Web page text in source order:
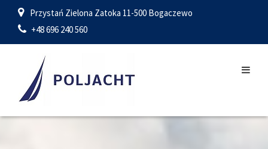
Przystań Zielona Zatoka 11-500 Bogaczewo
+48 696 240 560